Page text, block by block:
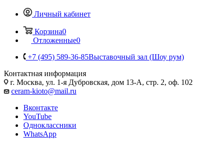
Личный кабинет
Корзина0
Отложенные0
+7 (495) 589-36-85Выставочный зал (Шоу рум)
Контактная информация
г. Москва, ул. 1-я Дубровская, дом 13-А, стр. 2, оф. 102
ceram-kioto@mail.ru
Вконтакте
YouTube
Одноклассники
WhatsApp